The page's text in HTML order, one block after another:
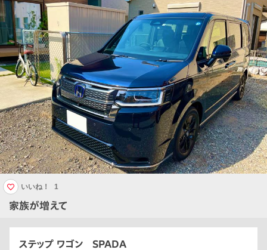
家族が増えて
いいね！ 1
ステップ ワゴン SPADA